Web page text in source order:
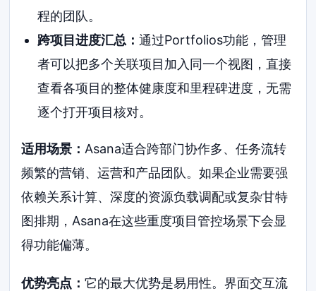
程的团队。
跨项目进度汇总： 通过Portfolios功能，管理
者可以把多个关联项目加入同一个视图，直接
查看各项目的整体健康度和里程碑进度，无需
逐个打开项目核对。
适用场景： Asana适合跨部门协作多、任务流转
频繁的营销、运营和产品团队。如果企业需要强
依赖关系计算、深度的资源负载调配或复杂甘特
图排期，Asana在这些重度项目管控场景下会显
得功能偏薄。
优势亮点：它的最大优势是易用性。界面交互流